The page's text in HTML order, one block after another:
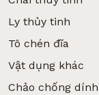
Ly thủy tinh
Tô chén đĩa
Vật dụng khác
Chảo chống dính